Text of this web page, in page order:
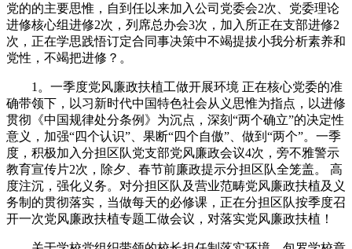
党的的主要思惟，自到任以来加入公司党委会2次、党委理论
进修核心组进修2次，列席总办会3次，加入所正在支部进修2
次，正在学思践悟订定合同事决策中不竭提拔小我分析素养和
党性，不竭把进修？。
1。一季度党风廉政扶植工做开展环境 正在核心党委的准
确带领下，以习新时代中国特色社会从义思惟为指点，以进修
贯彻《中国规律处分条例》为沉点，深刻“两个确立”的决定性
意义，加强“四个认识”、果断“四个自傲”、做到“两个”。一季
度，积极加入分担区队党支部党风廉政会议4次，旁不雅警示
教育宣传片2次，除夕、春节前廉政提示分担区队全笼盖。 高
度注沉，强化义务。对分担区队及营业范畴党风廉政扶植及义
务制的贯彻落实，当做每天的必修课，正在分担区队按季度召
开一次党风廉政扶植专题工做会议，对落实党风廉政扶植！